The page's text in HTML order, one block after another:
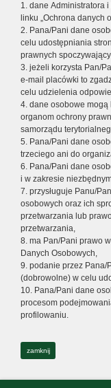
1. dane Administratora
linku „Ochrona danych
2. Pana/Pani dane
celu udostępniania
prawnych
3. jeżeli korzysta Pan/
e-mail placówki to
celu udzielenia
4. dane osobowe
organom ochrony
samorządu
5. Pana/Pani dane
trzeciego ani do
6. Pana/Pani dane
i w zakresie
7. przysługuje Panu/
osobowych oraz ich
przetwarzania lub
przetwarzania,
8. ma Pan/Pani prawo
Danych Osobowych,
9. podanie przez Pana/
(dobrowolne) w celu
10. Pana/Pani dane
procesom
profilowaniu.
zamknij